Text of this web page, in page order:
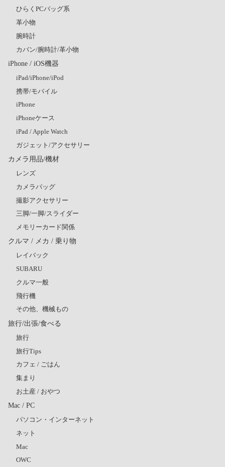
ひらくPCバッグ系
革小物
腕時計
カバン/腕時計/革小物
iPhone / iOS機器
iPad/iPhone/iPod
携帯/モバイル
iPhone
iPhoneケース
iPad / Apple Watch
ガジェット/アクセサリー
カメラ用品/機材
レンズ
カメラバッグ
撮影アクセサリー
三脚/一脚/スライダー
メモリーカード関係
クルマ / メカ / 乗り物
レイバック
SUBARU
クルマ一般
飛行機
その他、機械もの
旅行/出張/食べる
旅行
旅行Tips
カフェ / ごはん
集まり
お土産 / おやつ
Mac / PC
パソコン・インターネット
ネット
Mac
OWC